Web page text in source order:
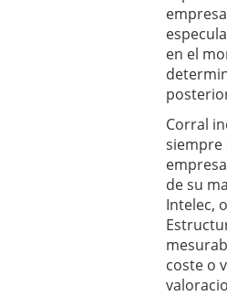
en el
Corral
siempre
de su
Intelec,
coste o